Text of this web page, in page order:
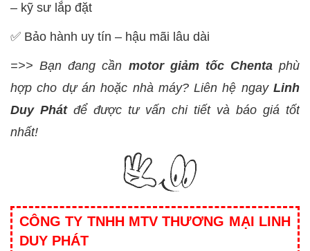
– kỹ sư lắp đặt
✅ Bảo hành uy tín – hậu mãi lâu dài
=>> Bạn đang cần motor giảm tốc Chentaphù
hợp cho dự án hoặc nhà máy? Liên hệ ngayLinh
Duy Phátđể được tư vấn chi tiết và báo giá tốt
nhất!
CÔNG TY TNHH MTV THƯƠNG MẠI LINH
DUY PHÁT